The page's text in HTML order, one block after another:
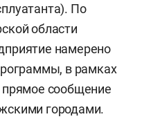
По
области
намерено
в рамках
прямое сообщение
городами.